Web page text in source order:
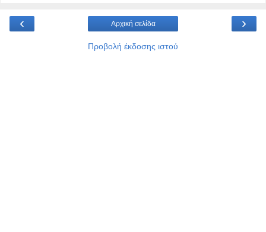
‹ ›
Αρχική σελίδα
Προβολή έκδοσης ιστού